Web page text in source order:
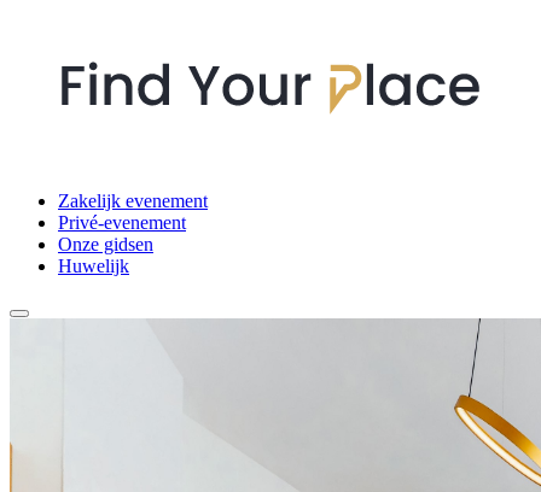
Zakelijk evenement
Privé-evenement
Onze gidsen
Huwelijk